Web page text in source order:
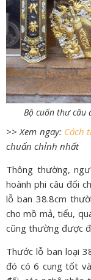
Bộ cuốn thư câu
>> Xem ngay: Cách
chuẩn chỉnh nhất
Thông thường,
hoành phi câu đối
lỗ ban 38.8cm
cho mồ mả, tiểu,
cũng thường được
Thước lỗ ban loại
đó có 6 cung tốt và